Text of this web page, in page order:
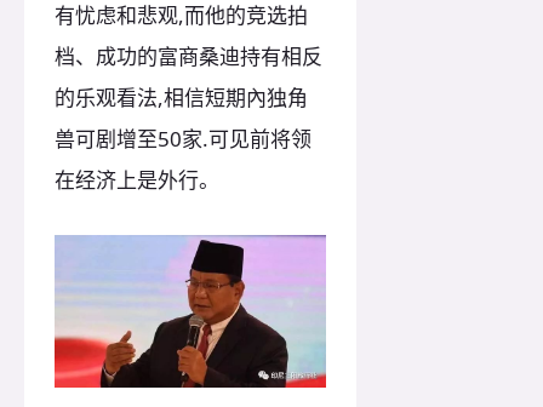
有忧虑和悲观,而他的竞选拍
档、成功的富商桑迪持有相反
的乐观看法,相信短期內独角
兽可剧增至50家.可见前将领
在经济上是外行。